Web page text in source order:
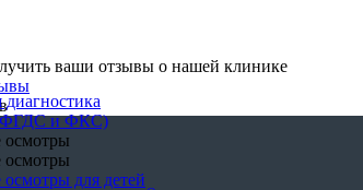
диагностика
и ФКС)
осмотры
осмотры
для детей
ваши отзывы о нашей клинике